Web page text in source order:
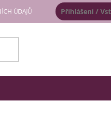
ÚDAJŮ Přihlášení /